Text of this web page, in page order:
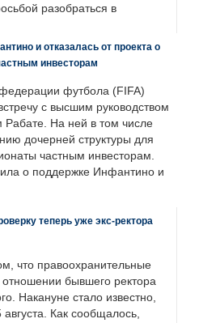
разобраться в
и отказалась от проекта о
инвесторам
футбола (FIFA)
с высшим руководством
Рабате. На ней в том числе
дочерней структуры для
частным инвесторам.
о поддержке Инфантино и
теперь уже экс-ректора
что правоохранительные
бывшего ректора
Накануне стало известно,
Как сообщалось,